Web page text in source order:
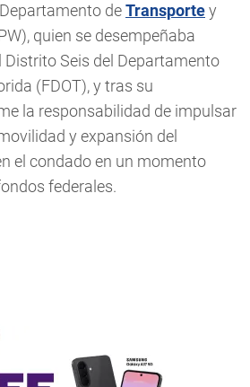
deTransportey
quien se desempeñaba
Seis del Departamento
(FDOT), y tras su
la responsabilidad de impulsar
y expansión del
el condado en un momento
federales.